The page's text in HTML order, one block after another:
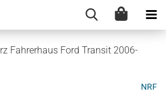
Fahrerhaus Ford Transit 2006-
NRF